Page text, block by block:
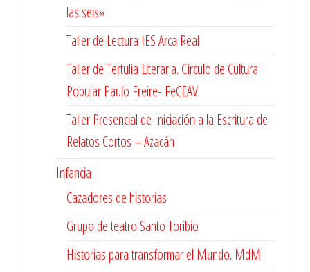
las seis»
Taller de Lectura IES Arca Real
Taller de Tertulia Literaria. Círculo de Cultura
Popular Paulo Freire- FeCEAV
Taller Presencial de Iniciación a la Escritura de
Relatos Cortos – Azacán
Infancia
Cazadores de historias
Grupo de teatro Santo Toribio
Historias para transformar el Mundo. MdM